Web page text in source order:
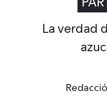
La verdad